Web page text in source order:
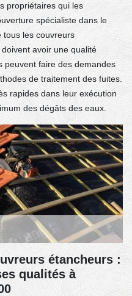
propriétaires qui les
spécialiste dans le
tous les couvreurs
avoir une qualité
peuvent faire des demandes
de traitement des fuites.
rapides dans leur exécution
des dégâts des eaux.
étancheurs :
qualités à